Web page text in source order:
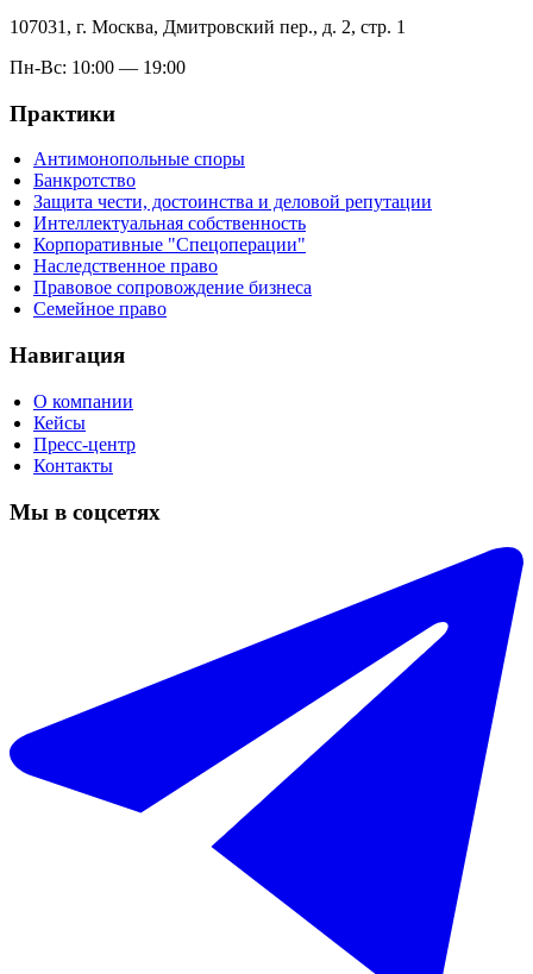
107031, г. Москва, Дмитровский пер., д. 2, стр. 1
Пн-Вс: 10:00 — 19:00
Практики
Антимонопольные споры
Банкротство
Защита чести, достоинства и деловой репутации
Интеллектуальная собственность
Корпоративные "Спецоперации"
Наследственное право
Правовое сопровождение бизнеса
Семейное право
Навигация
О компании
Кейсы
Пресс-центр
Контакты
Мы в соцсетях